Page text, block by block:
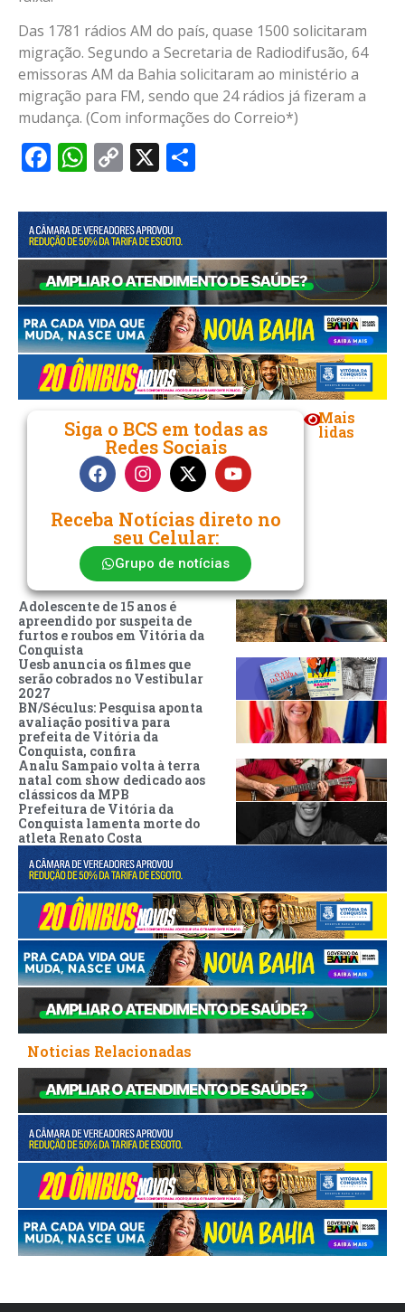
Das 1781 rádios AM do país, quase 1500 solicitaram
migração. Segundo a Secretaria de Radiodifusão, 64
emissoras AM da Bahia solicitaram ao ministério a
migração para FM, sendo que 24 rádios já fizeram a
mudança. (Com informações do Correio*)
Facebook
WhatsApp
Copy
X
Siga o BCS em todas as
Redes Sociais
Receba Notícias direto no
seu Celular:
Grupo de notícias
Mais
lidas
Adolescente de 15 anos é
apreendido por suspeita de
furtos e roubos em Vitória da
Conquista
Uesb anuncia os filmes que
serão cobrados no Vestibular
2027
BN/Séculus: Pesquisa aponta
avaliação positiva para
prefeita de Vitória da
Conquista, confira
Analu Sampaio volta à terra
natal com show dedicado aos
clássicos da MPB
Prefeitura de Vitória da
Conquista lamenta morte do
atleta Renato Costa
Noticias Relacionadas